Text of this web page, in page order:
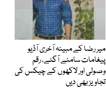
میر رضا کے مبینہ آخری آڈیو
پیغامات سامنے آگئے، رقم
وصولی اور لاکھوں کے چیکس کی
تجاویز بھی دیں